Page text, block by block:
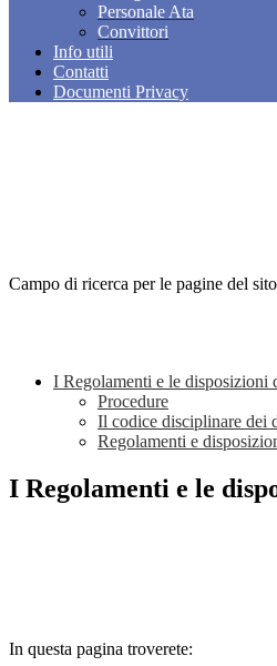
Personale Ata
Convittori
Info utili
Contatti
Documenti Privacy
Campo di ricerca per le pagine del sito
I Regolamenti e le disposizioni
Procedure
Il codice disciplinare dei
Regolamenti e
I Regolamenti e le
In questa pagina troverete: